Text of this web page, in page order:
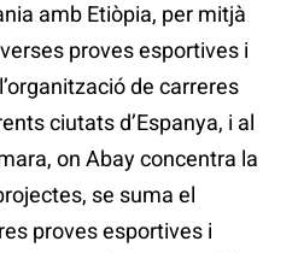
amb Etiòpia, per mitjà
proves esportives i
de carreres
ciutats d’Espanya, i al
on Abay concentra la
se suma el
proves esportives i